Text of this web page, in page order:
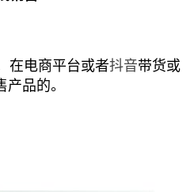
在电商平台或者抖音带货或
品的。